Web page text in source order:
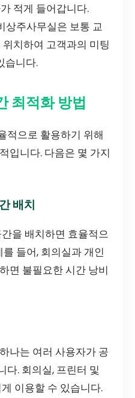
적게 들어갑니다.
상주사무실은 보통 교
치하여 고객과의 미팅
습니다.
최적화 방법
적으로 활용하기 위해
입니다. 다음은 몇 가지
배치
을 배치하면 효율적으
들어, 회의실과 개인
면 불필요한 시간 낭비
나는 여러 사용자가 공
다. 회의실, 프린터 및
이용할 수 있습니다.